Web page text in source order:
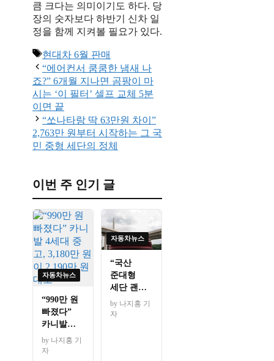
큼 크다는 의미이기도 하다. 당
장의 숫자보다 하반기 신차 일
정을 함께 지켜볼 필요가 있다.
태
그
현대차 6월 판매
“에어컨서 쿰쿰한 냄새 나
죠?” 6개월 지나면 곰팡이 마
시는 ‘이 필터’ 셀프 교체 5분
이면 끝
“쏘나타랑 딱 63만원 차이”
2,763만 원부터 시작하는 그 국
민 중형 세단의 정체
이번 주 인기 글
자동차뉴스
“990만 원
빠졌다”
카니발
4세대
중고,
by 나지홍 기
자
자동차뉴스
“국산
준대형
세단 괜히
샀나”
2,385만원
by 나지홍 기
자